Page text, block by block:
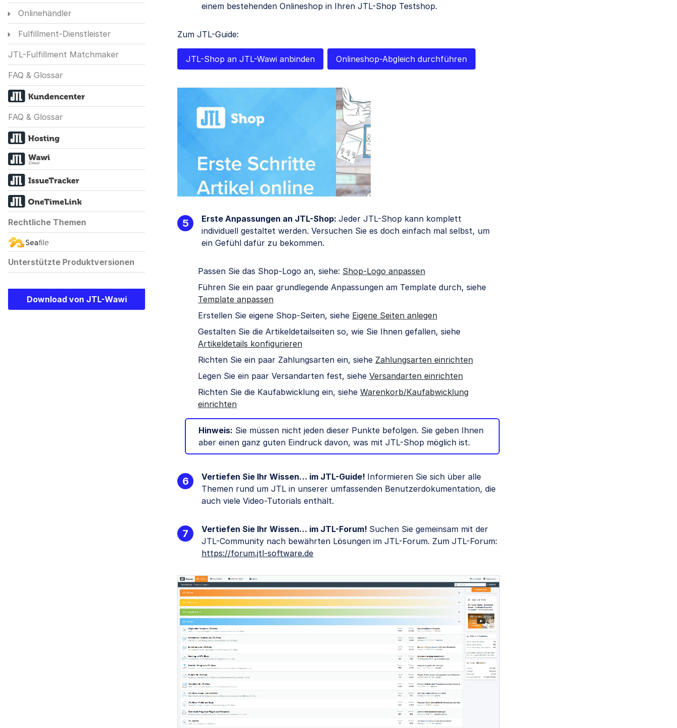
Onlinehändler
Fulfillment-Dienstleister
JTL-Fulfillment Matchmaker
FAQ & Glossar
FAQ & Glossar
Rechtliche Themen
Unterstützte Produktversionen
Download von JTL-Wawi
einem bestehenden Onlineshop in Ihren JTL-Shop Testshop.
Zum JTL-Guide:
JTL-Shop an JTL-Wawi anbinden Onlineshop-Abgleich durchführen
Erste Anpassungen an JTL-Shop: Jeder JTL-Shop kann komplett
individuell gestaltet werden. Versuchen Sie es doch einfach mal selbst, um
ein Gefühl dafür zu bekommen.
Passen Sie das Shop-Logo an, siehe: Shop-Logo anpassen
Führen Sie ein paar grundlegende Anpassungen am Template durch, siehe
Template anpassen
Erstellen Sie eigene Shop-Seiten, siehe Eigene Seiten anlegen
Gestalten Sie die Artikeldetailseiten so, wie Sie Ihnen gefallen, siehe
Artikeldetails konfigurieren
Richten Sie ein paar Zahlungsarten ein, siehe Zahlungsarten einrichten
Legen Sie ein paar Versandarten fest, siehe Versandarten einrichten
Richten Sie die Kaufabwicklung ein, siehe Warenkorb/Kaufabwicklung
einrichten
Hinweis: Sie müssen nicht jeden dieser Punkte befolgen. Sie geben Ihnen
aber einen ganz guten Eindruck davon, was mit JTL-Shop möglich ist.
Vertiefen Sie Ihr Wissen… im JTL-Guide! Informieren Sie sich über alle
Themen rund um JTL in unserer umfassenden Benutzerdokumentation, die
auch viele Video-Tutorials enthält.
Vertiefen Sie Ihr Wissen… im JTL-Forum! Suchen Sie gemeinsam mit der
JTL-Community nach bewährten Lösungen im JTL-Forum. Zum JTL-Forum:
https://forum.jtl-software.de